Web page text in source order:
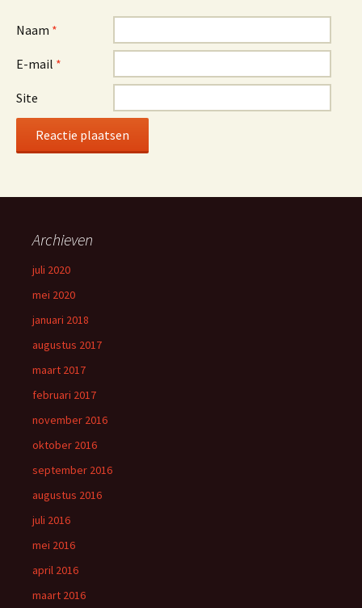
Naam *
E-mail *
Site
Archieven
juli 2020
mei 2020
januari 2018
augustus 2017
maart 2017
februari 2017
november 2016
oktober 2016
september 2016
augustus 2016
juli 2016
mei 2016
april 2016
maart 2016